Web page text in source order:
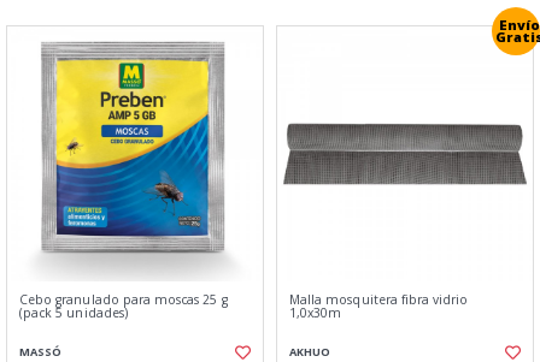
Cebo granulado para moscas 25 g
(pack 5 unidades)
MASSÓ
Envío
Malla mosquitera fibra vidrio
1,0x30m
AKHUO